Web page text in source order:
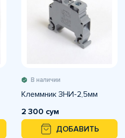
В наличии
Клеммник ЗНИ-2,5мм
2 300 сум
ДОБАВИТЬ